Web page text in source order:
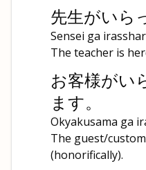
先生がいら
Sensei ga
The teacher is
お客様がい
ます。
Okyakusama ga
The guest/
(honorifically).